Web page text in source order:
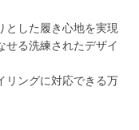
とした履き心地を実現
せる洗練されたデザイ
リングに対応できる万